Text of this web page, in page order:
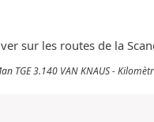
sur les routes de la
TGE 3.140 VAN KNAUS -